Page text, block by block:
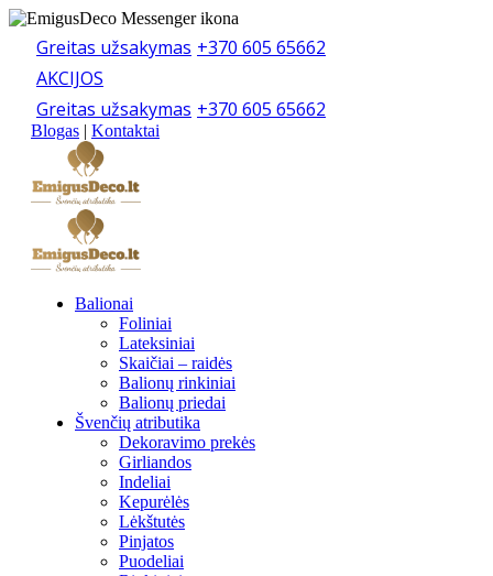
Greitas užsakymas +370 605 65662
AKCIJOS
Greitas užsakymas +370 605 65662
Blogas | Kontaktai
Balionai
Foliniai
Lateksiniai
Skaičiai – raidės
Balionų rinkiniai
Balionų priedai
Švenčių atributika
Dekoravimo prekės
Girliandos
Indeliai
Kepurėlės
Lėkštutės
Pinjatos
Puodeliai